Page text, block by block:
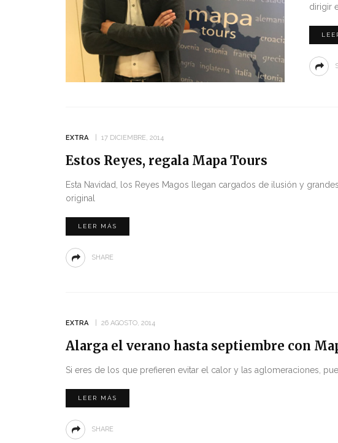
dirigir
EXTRA 17 DICIEMBRE, 2014
Estos Reyes, regala Mapa Tours
Esta Navidad, los Reyes Magos llegan cargados de ilusión y
original
LEER MÁS
SHARE
EXTRA 26 AGOSTO, 2014
Alarga el verano hasta septiembre con
Si eres de los que prefieren evitar el calor y las aglomeraciones,
LEER MÁS
SHARE